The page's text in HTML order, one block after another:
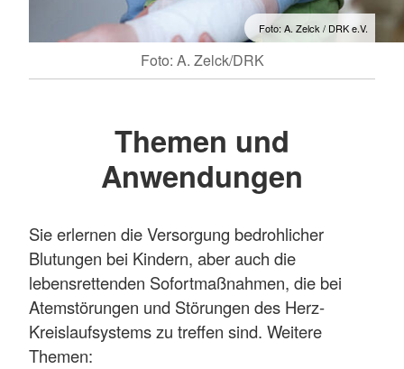
Foto: A. Zelck / DRK e.V.
Foto: A. Zelck/DRK
Themen und
Anwendungen
Sie erlernen die Versorgung bedrohlicher
Blutungen bei Kindern, aber auch die
lebensrettenden Sofortmaßnahmen, die bei
Atemstörungen und Störungen des Herz-
Kreislaufsystems zu treffen sind. Weitere
Themen: